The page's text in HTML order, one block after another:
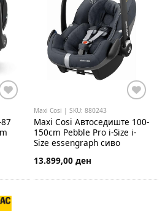
Maxi Cosi | SKU: 880243
Maxi Cosi Автоседиште 100-
150cm Pebble Pro i-Size i-
Size essengraph сиво
13.899,00 ден